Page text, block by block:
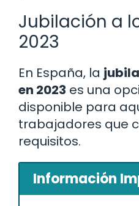
Jubilación a
2023
En España, la
en 2023 es una
disponible para
trabajadores que
requisitos.
Información